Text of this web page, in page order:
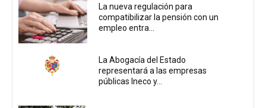
La nueva regulación para
compatibilizar la pensión con un
empleo entra...
La Abogacía del Estado
representará a las empresas
públicas Ineco y...